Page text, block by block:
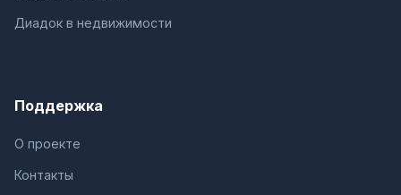
Диадок в недвижимости
Поддержка
О проекте
Контакты